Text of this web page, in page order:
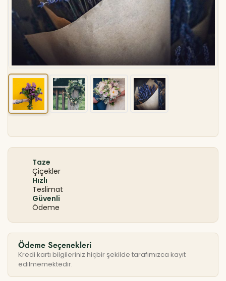
Taze
Çiçekler
Hızlı
Teslimat
Güvenli
Ödeme
Ödeme Seçenekleri
Kredi kartı bilgileriniz hiçbir şekilde tarafımızca kayıt
edilmemektedir.